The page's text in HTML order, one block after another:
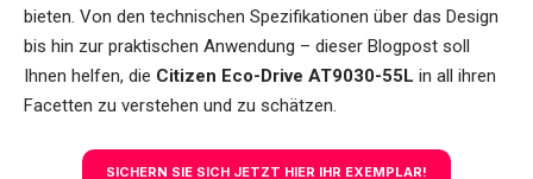
bieten. Von den technischen Spezifikationen über das Design
bis hin zur praktischen Anwendung – dieser Blogpost soll
Ihnen helfen, die Citizen Eco-Drive AT9030-55L in all ihren
Facetten zu verstehen und zu schätzen.
SICHERN SIE SICH JETZT HIER IHR EXEMPLAR!